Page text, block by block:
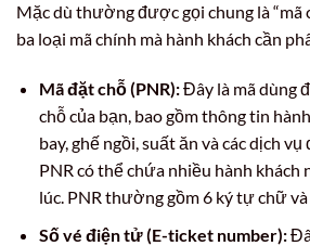
Mặc dù thường được gọi chung là “mã
ba loại mã chính mà hành khách cần
Mã đặt chỗ (PNR):Đây là mã dùng
chỗ của bạn, bao gồm thông tin
bay, ghế ngồi, suất ăn và các dịch
PNR có thể chứa nhiều hành khách
lúc. PNR thường gồm 6 ký tự chữ và
Số vé điện tử (E-ticket number):